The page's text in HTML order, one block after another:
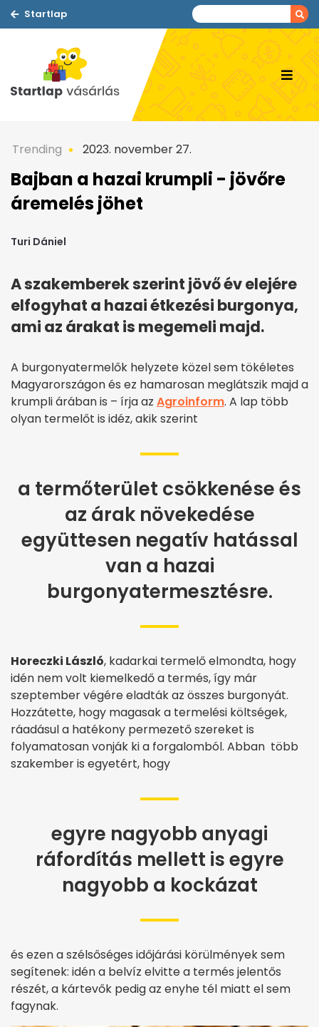
Startlap
Trending 2023. november 27.
Bajban a hazai krumpli - jövőre
áremelés jöhet
Turi Dániel
A szakemberek szerint jövő év elejére
elfogyhat a hazai étkezési burgonya,
ami az árakat is megemeli majd.
A burgonyatermelők helyzete közel sem tökéletes
Magyarországon és ez hamarosan meglátszik majd a
krumpli árában is – írja az Agroinform. A lap több
olyan termelőt is idéz, akik szerint
a termőterület csökkenése és
az árak növekedése
együttesen negatív hatással
van a hazai
burgonyatermesztésre.
Horeczki László, kadarkai termelő elmondta, hogy
idén nem volt kiemelkedő a termés, így már
szeptember végére eladták az összes burgonyát.
Hozzátette, hogy magasak a termelési költségek,
ráadásul a hatékony permezető szereket is
folyamatosan vonják ki a forgalomból. Abban több
szakember is egyetért, hogy
egyre nagyobb anyagi
ráfordítás mellett is egyre
nagyobb a kockázat
és ezen a szélsőséges időjárási körülmények sem
segítenek: idén a belvíz elvitte a termés jelentős
részét, a kártevők pedig az enyhe tél miatt el sem
fagynak.